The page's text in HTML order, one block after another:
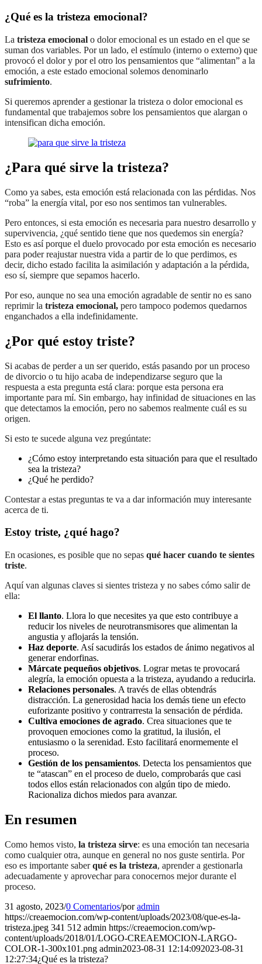
¿Qué es la tristeza emocional?
La tristeza emocional o dolor emocional es un estado en el que se
suman dos variables. Por un lado, el estímulo (interno o externo) que
provocó el dolor y por el otro los pensamientos que “alimentan” a la
emoción, a este estado emocional solemos denominarlo
sufrimiento.
Si queremos aprender a gestionar la tristeza o dolor emocional es
fundamental que trabajemos sobre los pensamientos que alargan o
intensifican dicha emoción.
¿Para qué sirve la tristeza?
Como ya sabes, esta emoción está relacionada con las pérdidas. Nos
“roba” la energía vital, por eso nos sentimos tan vulnerables.
Pero entonces, si esta emoción es necesaria para nuestro desarrollo y
supervivencia, ¿qué sentido tiene que nos quedemos sin energía?
Esto es así porque el duelo provocado por esta emoción es necesario
para poder reajustar nuestra vida a partir de lo que perdimos, es
decir, dicho estado facilita la asimilación y adaptación a la pérdida,
eso sí, siempre que sepamos hacerlo.
Por eso, aunque no sea una emoción agradable de sentir no es sano
reprimir la tristeza emocional, pero tampoco podemos quedarnos
enganchados a ella indefinidamente.
¿Por qué estoy triste?
Si acabas de perder a un ser querido, estás pasando por un proceso
de divorcio o tu hijo acaba de independizarse seguro que la
respuesta a esta pregunta está clara: porque esta persona era
importante para mí. Sin embargo, hay infinidad de situaciones en las
que detectamos la emoción, pero no sabemos realmente cuál es su
origen.
Si esto te sucede alguna vez pregúntate:
¿Cómo estoy interpretando esta situación para que el resultado
sea la tristeza?
¿Qué he perdido?
Contestar a estas preguntas te va a dar información muy interesante
acerca de ti.
Estoy triste, ¿qué hago?
En ocasiones, es posible que no sepas qué hacer cuando te sientes
triste.
Aquí van algunas claves si sientes tristeza y no sabes cómo salir de
ella:
El llanto. Llora lo que necesites ya que esto contribuye a
reducir los niveles de neurotransmisores que alimentan la
angustia y aflojarás la tensión.
Haz deporte. Así sacudirás los estados de ánimo negativos al
generar endorfinas.
Márcate pequeños objetivos. Lograr metas te provocará
alegría, la emoción opuesta a la tristeza, ayudando a reducirla.
Relaciones personales. A través de ellas obtendrás
distracción. La generosidad hacia los demás tiene un efecto
euforizante positivo y contrarresta la sensación de pérdida.
Cultiva emociones de agrado. Crea situaciones que te
provoquen emociones como la gratitud, la ilusión, el
entusiasmo o la serenidad. Esto facilitará enormemente el
proceso.
Gestión de los pensamientos. Detecta los pensamientos que
te “atascan” en el proceso de duelo, comprobarás que casi
todos ellos están relacionados con algún tipo de miedo.
Racionaliza dichos miedos para avanzar.
En resumen
Como hemos visto, la tristeza sirve: es una emoción tan necesaria
como cualquier otra, aunque en general no nos guste sentirla. Por
eso es importante saberqué es la tristeza, aprender a gestionarla
adecuadamente y aprovechar para conocernos mejor durante el
proceso.
31 agosto, 2023/0 Comentarios/poradmin
https://creaemocion.com/wp-content/uploads/2023/08/que-es-la-
tristeza.jpeg 341 512 admin https://creaemocion.com/wp-
content/uploads/2018/01/LOGO-CREAEMOCION-LARGO-
COLOR-1-300x101.png admin2023-08-31 12:14:092023-08-31
12:27:34¿Qué es la tristeza?